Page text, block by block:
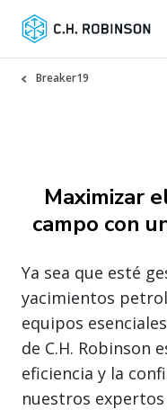
Breaker19
Maximizar
campo con
Ya sea que esté
yacimientos
equipos
de C.H. Robinson
eficiencia y la
nuestros